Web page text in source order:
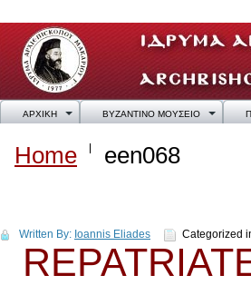
ΑΡΧΙΚΗ ΒΥΖΑΝΤΙΝΟ ΜΟΥΣΕΙΟ
Home een068
Written By: Ioannis Eliades Categorized